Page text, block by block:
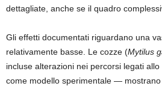
dettagliate, anche se il quadro
Gli effetti documentati riguardano una
relativamente basse. Le cozze (Mytilus
incluse alterazioni nei percorsi legati
come modello sperimentale —